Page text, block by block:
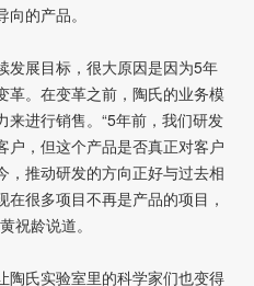
的产品。
发展目标，很大原因是因为5年
革。在变革之前，陶氏的业务模
进行销售。“5年前，我们研发
户，但这个产品是否真正对客户
，推动研发的方向正好与过去相
很多项目不再是产品的项目，
祝龄说道。
陶氏实验室里的科学家们也变得